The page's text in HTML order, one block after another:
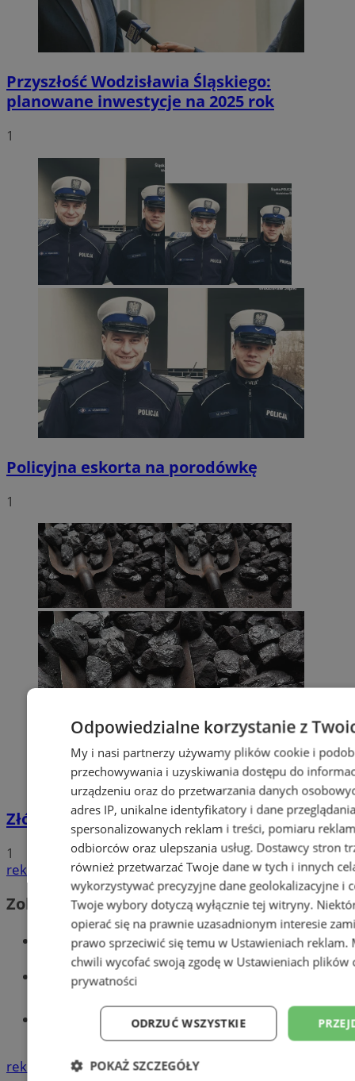
Przyszłość Wodzisławia Śląskiego:
planowane inwestycje na 2025 rok
1
Policyjna eskorta na porodówkę
1
Złóż wniosek o dodatek węglowy
1
reklama
Zobacz również
Wiadomości kryminalne w Wodzisławiu
Wiadomości lokalne
Tworzenie stron www - Wodzisław
reklama
Odpowiedzialne korzystanie z
My i nasi partnerzy używamy plików cookie i
przechowywania i uzyskiwania dostępu do
urządzeniu oraz do przetwarzania danych
adres IP, unikalne identyfikatory i dane
spersonalizowanych reklam i treści, pomiaru
odbiorców oraz ulepszania usług. Dostawcy stron
również przetwarzać Twoje dane w tych i innych
wykorzystywać precyzyjne dane geolokalizacyjne i
Twoje wybory dotyczą wyłącznie tej witryny.
opierać się na prawnie uzasadnionym interesie
prawo sprzeciwić się temu w Ustawieniach reklam.
chwili wycofać swoją zgodę w Ustawieniach plików
prywatności
ODRZUĆ WSZYSTKIE
POKAŻ SZCZEGÓŁY